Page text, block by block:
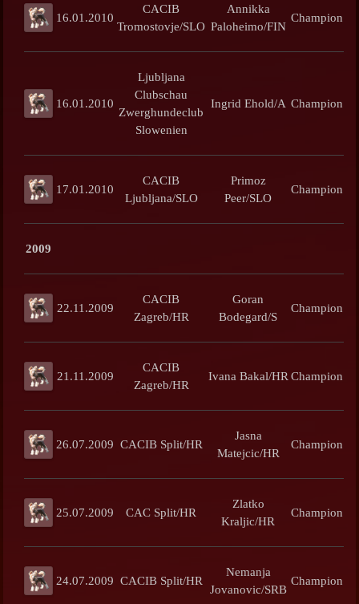
16.01.2010
CACIB
Tromostovje/SLO
Annikka
Paloheimo/FIN
Champion
16.01.2010
Ljubljana
Clubschau
Zwerghundeclub
Slowenien
Ingrid Ehold/A Champion
17.01.2010
CACIB
Ljubljana/SLO
Primoz
Peer/SLO
Champion
2009
22.11.2009
CACIB
Zagreb/HR
Goran
Bodegard/S
Champion
21.11.2009
CACIB
Zagreb/HR
Ivana Bakal/HR Champion
26.07.2009 CACIB Split/HR
Jasna
Matejcic/HR
Champion
25.07.2009 CAC Split/HR
Zlatko
Kraljic/HR
Champion
24.07.2009 CACIB Split/HR
Nemanja
Jovanovic/SRB
Champion